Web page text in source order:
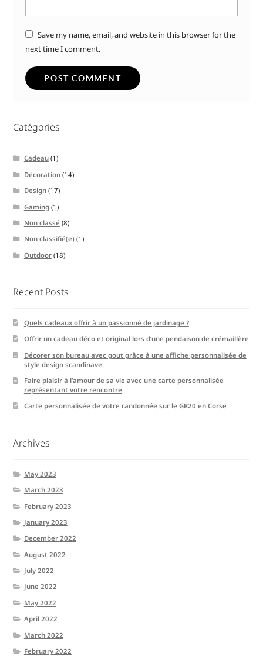
Save my name, email, and website in this browser for the
next time I comment.
Catégories
Cadeau(1)
Décoration(14)
Design(17)
Gaming(1)
Non classé (8)
Non classifié(e)(1)
Outdoor(18)
Recent Posts
Quels cadeaux offrir à un passionné de jardinage ?
Offrir un cadeau déco et original lors d’une pendaison de crémaillère
Décorer son bureau avec gout grâce à une affiche personnalisée de
style design scandinave
Faire plaisir à l’amour de sa vie avec une carte personnalisée
représentant votre rencontre
Carte personnalisée de votre randonnée sur le GR20 en Corse
Archives
May 2023
March 2023
February 2023
January 2023
December 2022
August 2022
July 2022
June 2022
May 2022
April 2022
March 2022
February 2022